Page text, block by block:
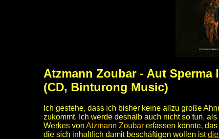
Atzmann Zoubar - Aut Sperma
(CD, Binturong Music)
Ich gestehe, dass ich bisher keine allzu große
zukommt. Ich werde deshalb auch nicht so tun,
Werkes von Atzmann Zoubar erfassen könnte,
die sich inhaltlich damit beschäftigen wollen ist